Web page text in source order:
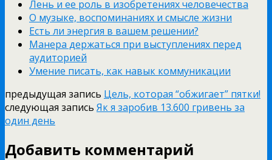
Лень и ее роль в изобретениях человечества
О музыке, воспоминаниях и смысле жизни
Есть ли энергия в вашем решении?
Манера держаться при выступлениях перед
аудиторией
Умение писать, как навык коммуникации
предыдущая запись Цель, которая “обжигает” пятки!
следующая запись Як я заробив 13.600 гривень за
один день
Добавить комментарий